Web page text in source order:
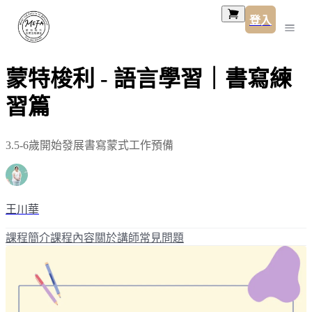
登入
蒙特梭利 - 語言學習｜書寫練
習篇
3.5-6歲開始發展書寫蒙式工作預備
王川華
課程簡介課程內容關於講師常見問題